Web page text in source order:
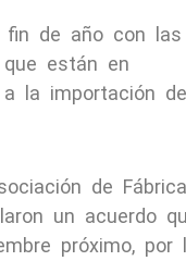
fin de año con las
están en
la importación de
de
un acuerdo
próximo, por